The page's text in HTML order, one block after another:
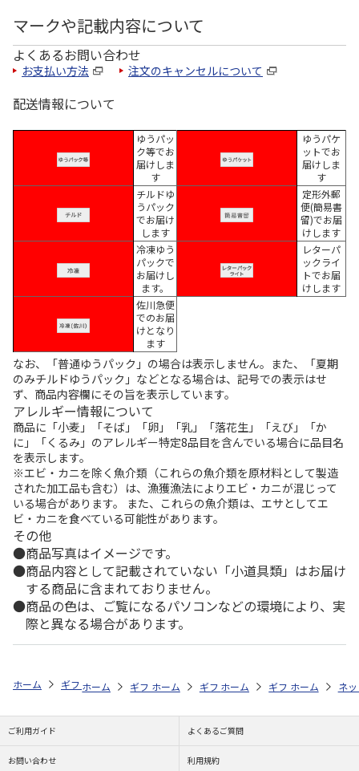
マークや記載内容について
よくあるお問い合わせ
お支払い方法 注文のキャンセルについて
配送情報について
ゆうパッ
ク等でお
届けしま
す
ゆうパケ
ットでお
届けしま
す
チルドゆ
うパック
でお届け
します
定形外郵
便(簡易書
留)でお届
けします
冷凍ゆう
パックで
お届けし
ます。
レターパ
ックライ
トでお届
けします
佐川急便
でのお届
けとなり
ます
なお、「普通ゆうパック」の場合は表示しません。また、「夏期
のみチルドゆうパック」などとなる場合は、記号での表示はせ
ず、商品内容欄にその旨を表示しています。
アレルギー情報について
商品に「小麦」「そば」「卵」「乳」「落花生」「えび」「か
に」「くるみ」のアレルギー特定8品目を含んでいる場合に品目名
を表示します。
※エビ・カニを除く魚介類（これらの魚介類を原材料として製造
された加工品も含む）は、漁獲漁法によりエビ・カニが混じって
いる場合があります。 また、これらの魚介類は、エサとしてエ
ビ・カニを食べている可能性があります。
その他
商品写真はイメージです。
商品内容として記載されていない「小道具類」はお届け
する商品に含まれておりません。
商品の色は、ご覧になるパソコンなどの環境により、実
際と異なる場合があります。
ホーム ギフトストア お中元・夏ギフト特集 2026 そうめん・麺類
ホーム ギフトストア お中元・夏ギフト特集 2026
ホーム ギフトストア お中元・夏ギフト
ホーム ギフトストア お
ホーム ネ
ご利用ガイド よくあるご質問
お問い合わせ 利用規約